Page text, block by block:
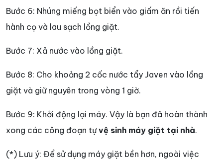
Bước 6: Nhúng miếng bọt biển vào giấm ăn rồi tiến
hành cọ và lau sạch lồng giặt.
Bước 7: Xả nước vào lồng giặt.
Bước 8: Cho khoảng 2 cốc nước tẩy Javen vào lồng
giặt và giữ nguyên trong vòng 1 giờ.
Bước 9: Khởi động lại máy. Vậy là bạn đã hoàn thành
xong các công đoạn tựvệ sinh máy giặt tại nhà.
(*) Lưu ý: Để sử dụng máy giặt bền hơn, ngoài việc